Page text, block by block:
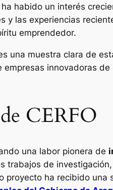
habido un interés
y las experiencias
emprendedor.
una muestra clara de
empresas innovadoras
CERFO
una labor pionera de
trabajos de
proyecto ha recibido